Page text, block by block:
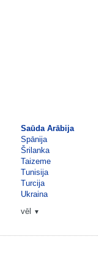
Saūda Arābija
Spānija
Šrilanka
Taizeme
Tunisija
Turcija
Ukraina
vēl
▼